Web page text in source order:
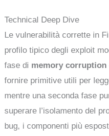
Technical Deep Dive
Le vulnerabilità corrette in
profilo tipico degli exploit
fase di memory corruption
fornire primitive utili per
mentre una seconda fase
superare l’isolamento del
bug, i componenti più